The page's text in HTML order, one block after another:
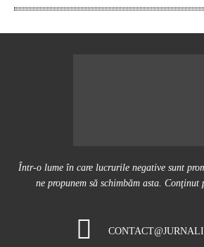
Într-o lume în care lucrurile negative sunt
ne propunem să schimbăm asta. Conţinut